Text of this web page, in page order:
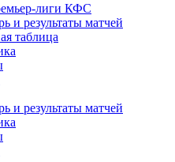
лиги КФС
и результаты матчей
таблица
и результаты матчей